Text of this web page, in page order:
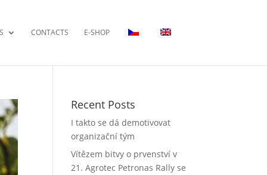
CONTACTS E-SHOP
Recent Posts
I takto se dá demotivovat
organizační tým
Vítězem bitvy o prvenství v
21. Agrotec Petronas Rally se